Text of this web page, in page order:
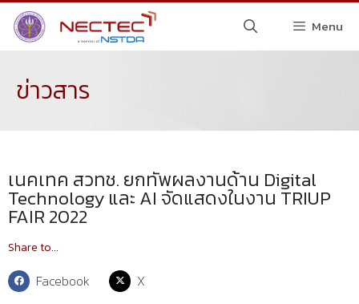
Menu
ข่าวสาร
เนคเทค สวทช. ยกทัพผลงานด้าน Digital
Technology และ AI จัดแสดงในงาน TRIUP
FAIR 2022
Share to...
Facebook X